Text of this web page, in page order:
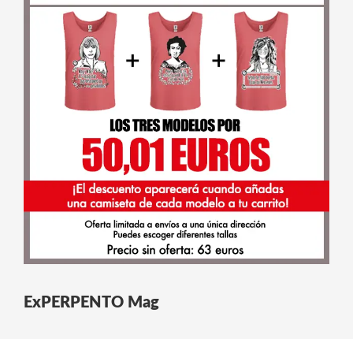
ExPERPENTO Mag